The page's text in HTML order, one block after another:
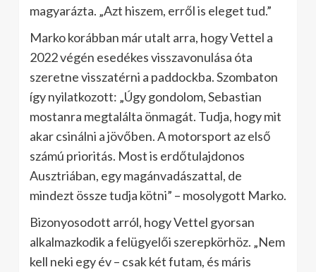
magyarázta. „Azt hiszem, erről is eleget tud.”
Marko korábban már utalt arra, hogy Vettel a
2022 végén esedékes visszavonulása óta
szeretne visszatérni a paddockba. Szombaton
így nyilatkozott: „Úgy gondolom, Sebastian
mostanra megtalálta önmagát. Tudja, hogy mit
akar csinálni a jövőben. A motorsport az első
számú prioritás. Most is erdőtulajdonos
Ausztriában, egy magánvadászattal, de
mindezt össze tudja kötni” – mosolygott Marko.
Bizonyosodott arról, hogy Vettel gyorsan
alkalmazkodik a felügyelői szerepkörhöz. „Nem
kell neki egy év – csak két futam, és máris